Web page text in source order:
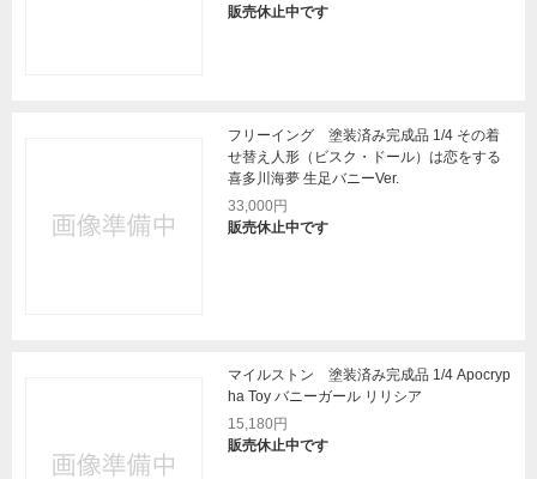
販売休止中です
フリーイング 塗装済み完成品 1/4 その着
せ替え人形（ビスク・ドール）は恋をする
喜多川海夢 生足バニーVer.
33,000円
販売休止中です
マイルストン 塗装済み完成品 1/4 Apocryp
ha Toy バニーガール リリシア
15,180円
販売休止中です